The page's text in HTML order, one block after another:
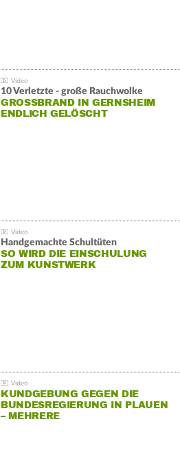
10 Verletzte - große Rauchwolke
GROSSBRAND IN GERNSHEIM E
NDLICH GELÖSCHT
Handgemachte Schultüten
SO WIRD DIE EINSCHULUNG
ZUM KUNSTWERK
KUNDGEBUNG GEGEN DIE
BUNDESREGIERUNG IN PLAUEN
– MEHRERE